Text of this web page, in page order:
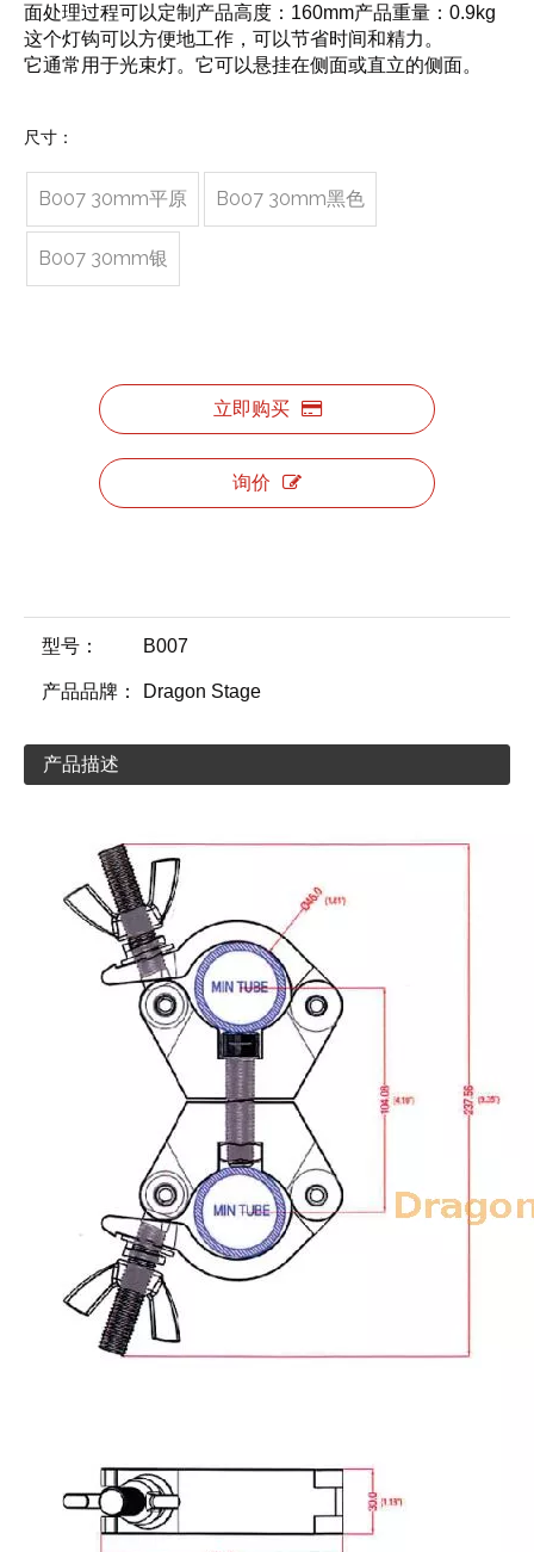
面处理过程可以定制产品高度：160mm产品重量：0.9kg
这个灯钩可以方便地工作，可以节省时间和精力。
它通常用于光束灯。它可以悬挂在侧面或直立的侧面。
尺寸：
B007 30mm平原 B007 30mm黑色
B007 30mm银
立即购买
询价
型号： B007
产品品牌： Dragon Stage
产品描述